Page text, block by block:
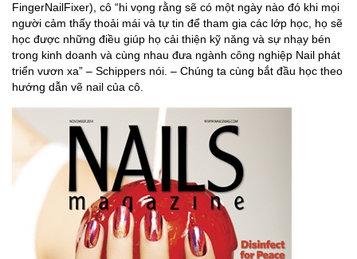
FingerNailFixer), cô “hi vọng rằng sẽ có một ngày nào đó khi mọi
người cảm thấy thoải mái và tự tin để tham gia các lớp học, họ sẽ
học được những điều giúp họ cải thiện kỹ năng và sự nhạy bén
trong kinh doanh và cùng nhau đưa ngành công nghiệp Nail phát
triển vươn xa” – Schippers nói. – Chúng ta cùng bắt đầu học theo
hướng dẫn vẽ nail của cô.